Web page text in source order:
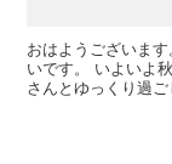
おはようございま
いです。 いよいよ
さんとゆっくり過ご